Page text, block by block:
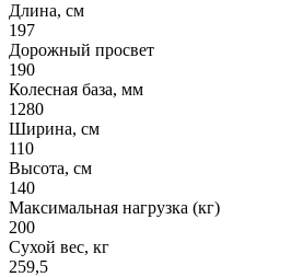
Длина, см
197
Дорожный просвет
190
Колесная база, мм
1280
Ширина, см
110
Высота, см
140
Максимальная нагрузка (кг)
200
Сухой вес, кг
259,5